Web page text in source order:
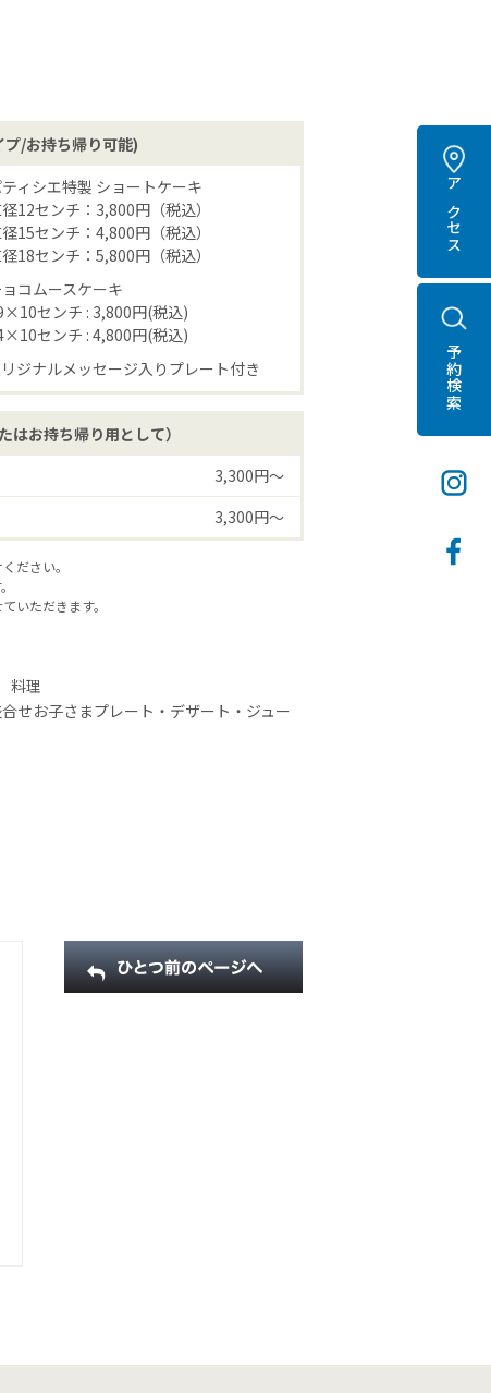
/お持ち帰り可能)
ィシエ特製 ショートケーキ
12センチ：3,800円（税込）
15センチ：4,800円（税込）
18センチ：5,800円（税込）
コムースケーキ
センチ : 3,800円(税込)
センチ : 4,800円(税込)
ジナルメッセージ入りプレート付き
はお持ち帰り用として）
3,300円〜
3,300円〜
ださい。
いただきます。
料理
せお子さまプレート・デザート・ジュー
アクセス
予約検索